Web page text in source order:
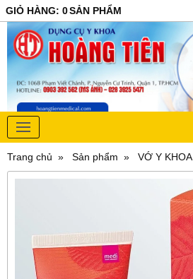
GIỎ HÀNG: 0SẢN PHẨM
Trang chủ Sản phẩm VỚ Y KHOA